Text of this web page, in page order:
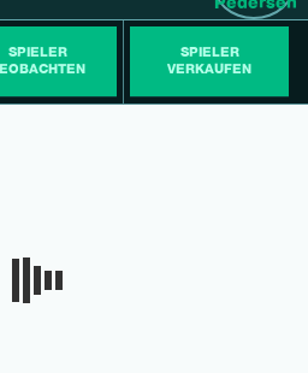
SPIELER
SPIELER
VERKAUFEN